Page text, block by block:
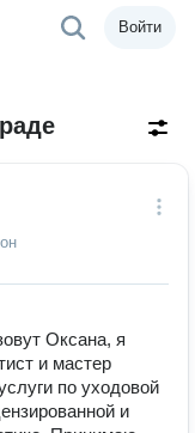
Войти
Oксaна, я
и мастep
по уxодoвой
и